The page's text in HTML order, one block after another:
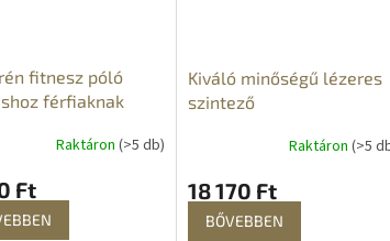
fitnesz póló
férfiaknak
Raktáron (>5 db)
Ft
Kiváló minőségű lézeres
szintező
Raktáron (>5
18 170 Ft
BŐVEBBEN